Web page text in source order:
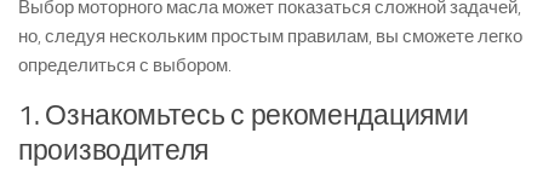
Выбор моторного масла может показаться сложной задачей,
но, следуя нескольким простым правилам, вы сможете легко
определиться с выбором.
1. Ознакомьтесь с рекомендациями
производителя